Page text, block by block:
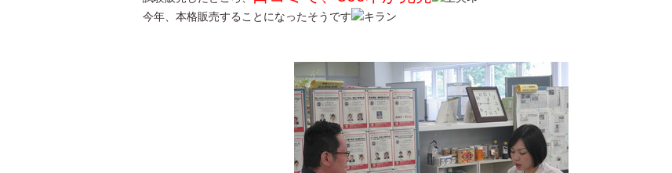
今年、本格販売することになったそうです